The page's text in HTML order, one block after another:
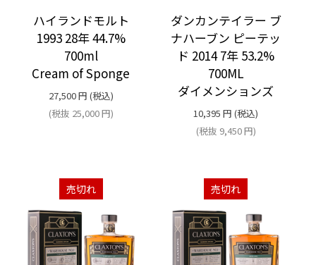
ハイランドモルト
1993 28年 44.7%
700ml
Cream of Sponge
27,500円 (税込)
(税抜 25,000円)
ダンカンテイラー ブ
ナハーブン ピーテッ
ド 2014 7年 53.2%
700ML
ダイメンションズ
10,395 円 (税込)
(税抜 9,450円)
売切れ 売切れ